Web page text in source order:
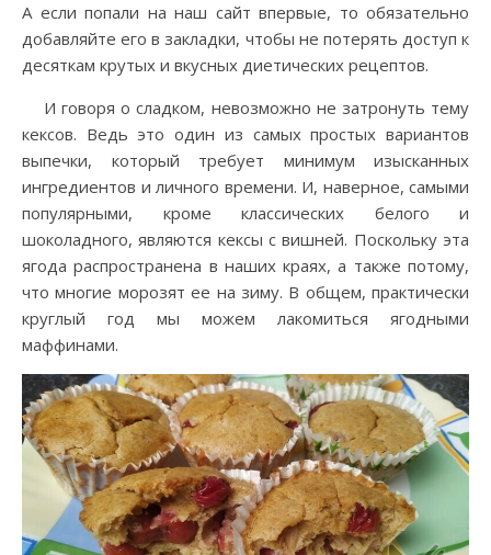
А если попали на наш сайт впервые, то обязательно
добавляйте его в закладки, чтобы не потерять доступ к
десяткам крутых и вкусных диетических рецептов.
И говоря о сладком, невозможно не затронуть тему
кексов. Ведь это один из самых простых вариантов
выпечки, который требует минимум изысканных
ингредиентов и личного времени. И, наверное, самыми
популярными, кроме классических белого и
шоколадного, являются кексы с вишней. Поскольку эта
ягода распространена в наших краях, а также потому,
что многие морозят ее на зиму. В общем, практически
круглый год мы можем лакомиться ягодными
маффинами.